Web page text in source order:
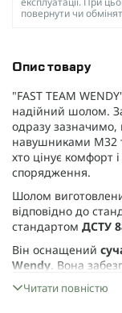
повернути чи
Опис товару
"FAST TEAM
надійний шолом.
одразу зазначимо,
навушниками M32
хто цінує комфорт
спорядження.
Шолом
відповідно до
стандартом ДСТУ
Він оснащений
Wendy. Вона
рази краща, ніж
шоломах ACH /
Читати повністю